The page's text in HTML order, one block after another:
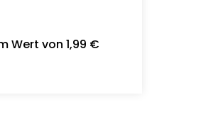
Wert von 1,99 €